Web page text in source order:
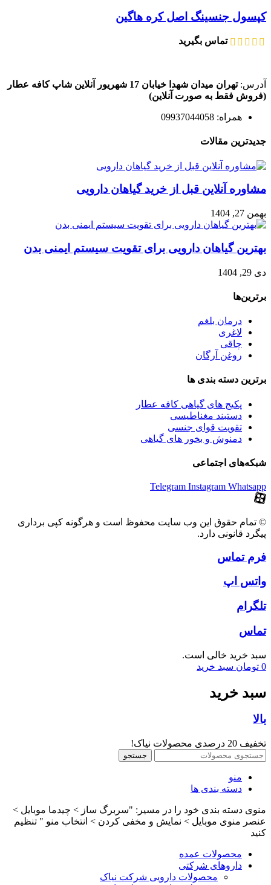
کپسول جنسینگ اصل کره هاگین
تماس بگیرید
آدرس:تهران میدان شهدا خیابان 17 شهریور آنلاین شاپ کافه عطار
(فروش فقط به صورت آنلاین)
همراه: 09937044058
جدیدترین مقالات
مشاوره آنلاین قبل از خرید گیاهان دارویی
بهمن 27, 1404
بهترین گیاهان دارویی برای تقویت سیستم ایمنی بدن
دی 29, 1404
برترین‌ها
درمان بلغم
لاغری
چاقی
روغن آرگان
برترین‌ دسته بندی ها
پکیج های گیاهی کافه عطار
دستبند مغناطیسی
تقویت قوای جنسی
دمنوش و بخور های گیاهی
شبکه‌های اجتماعی
Telegram Instagram Whatsapp
© تمام حقوق این وب سایت محفوظ است و هرگونه کپی برداری
پیگرد قانونی دارد.
فرم تماس
واتس اپ
تلگرام
تماس
سبد خرید خالی است.
0 تومان سبد خرید
سبد خرید
بالا
تخفیف 20 درصدی محصولات نیاک!
جستجو
منو
دسته بندی ها
منوی دسته بندی خود را در مسیر: "سربرگ ساز > چیدما موبایل >
عنصر منوی موبایل > نمایش و مخفی کردن > انتخاب منو " تنظیم
کنید
محصولات عمده
داروهای شرکتی
محصولات دارویی شرکت نیاک